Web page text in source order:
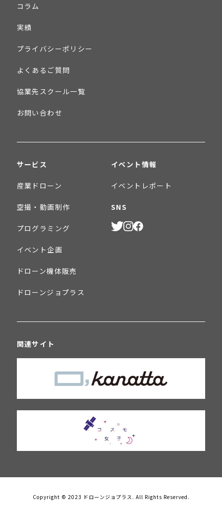
コラム
実績
プライバシーポリシー
よくあるご質問
協業先スクール一覧
お問い合わせ
サービス
産業ドローン
空撮・動画制作
プログラミング
イベント企画
ドローン機体販売
ドローンジョプラス
イベント情報
イベントレポート
SNS
関連サイト
Copyright © 2023 ドローンジョプラス. All Rights Reserved.